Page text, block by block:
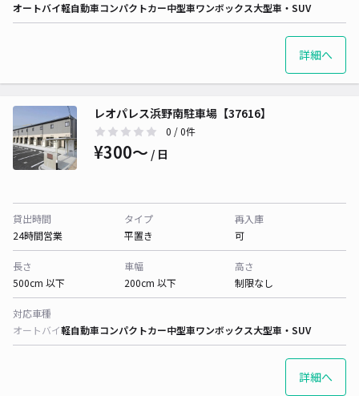
オートバイ軽自動車コンパクトカー中型車ワンボックス大型車・SUV
詳細へ
レオパレス浜野南駐車場【37616】
0 / 0件
¥300〜 / 日
貸出時間
24時間営業
タイプ
平置き
再入庫
可
長さ
500cm 以下
車幅
200cm 以下
高さ
制限なし
対応車種
オートバイ軽自動車コンパクトカー中型車ワンボックス大型車・SUV
詳細へ